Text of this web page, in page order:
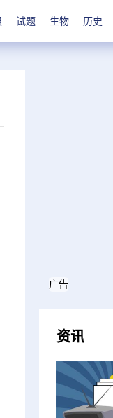
试题 生物 历史
广告
资讯